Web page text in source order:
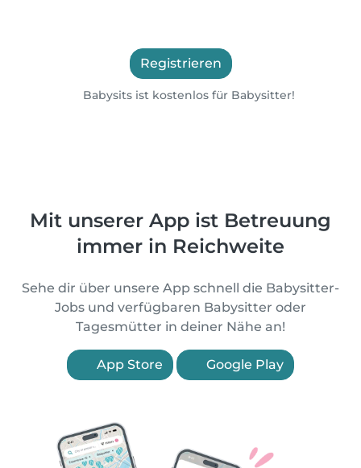
Registrieren
Babysits ist kostenlos für Babysitter!
Mit unserer App ist Betreuung
immer in Reichweite
Sehe dir über unsere App schnell die Babysitter-
Jobs und verfügbaren Babysitter oder
Tagesmütter in deiner Nähe an!
App Store Google Play